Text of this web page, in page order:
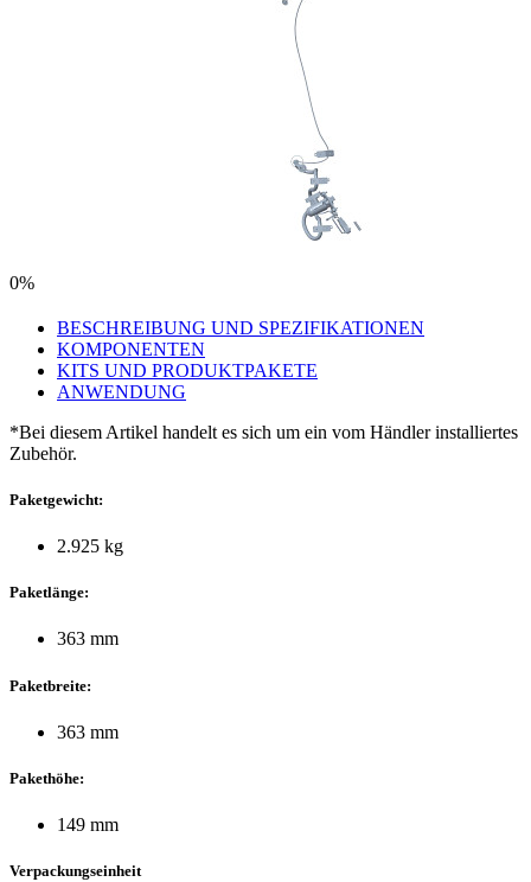
0%
BESCHREIBUNG UND SPEZIFIKATIONEN
KOMPONENTEN
KITS UND PRODUKTPAKETE
ANWENDUNG
*Bei diesem Artikel handelt es sich um ein vom Händler installiertes
Zubehör.
Paketgewicht:
2.925 kg
Paketlänge:
363 mm
Paketbreite:
363 mm
Pakethöhe:
149 mm
Verpackungseinheit